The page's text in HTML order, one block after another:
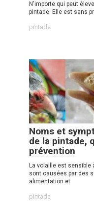
N'importe qui peut
pintade. Elle est sans
pintade
Noms et
de la pintade,
prévention
La volaille est sensible
sont causées par des
alimentation et
pintade